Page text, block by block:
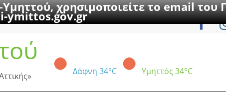
χρησιμοποιείτε το email
ymittos.gov.gr
Δάφνη 34°C Υμηττός 34°C